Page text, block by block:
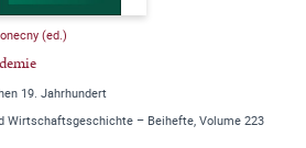
(ed.)
19. Jahrhundert
Wirtschaftsgeschichte – Beihefte, Volume 223